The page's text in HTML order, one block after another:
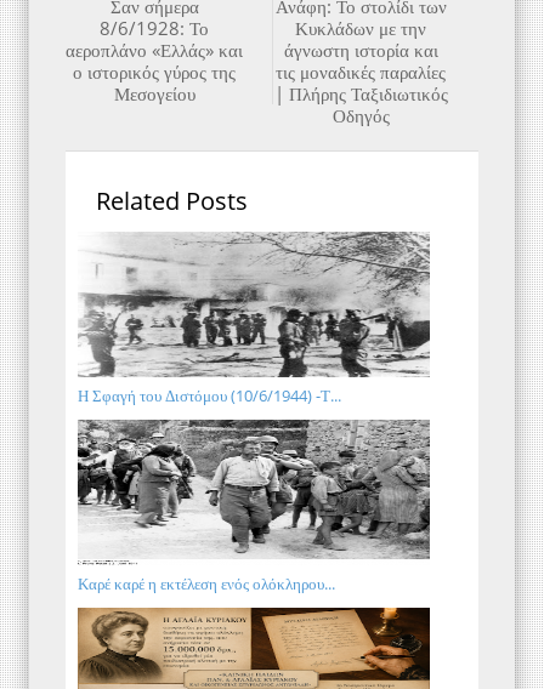
Ανάφη: Το στολίδι των
Κυκλάδων με την
άγνωστη ιστορία και
τις μοναδικές παραλίες
| Πλήρης Ταξιδιωτικός
Οδηγός
Σαν σήμερα
8/6/1928: Το
αεροπλάνο «Ελλάς» και
ο ιστορικός γύρος της
Μεσογείου
Related Posts
Η Σφαγή του Διστόμου (10/6/1944) -Τ...
Καρέ καρέ η εκτέλεση ενός ολόκληρου...